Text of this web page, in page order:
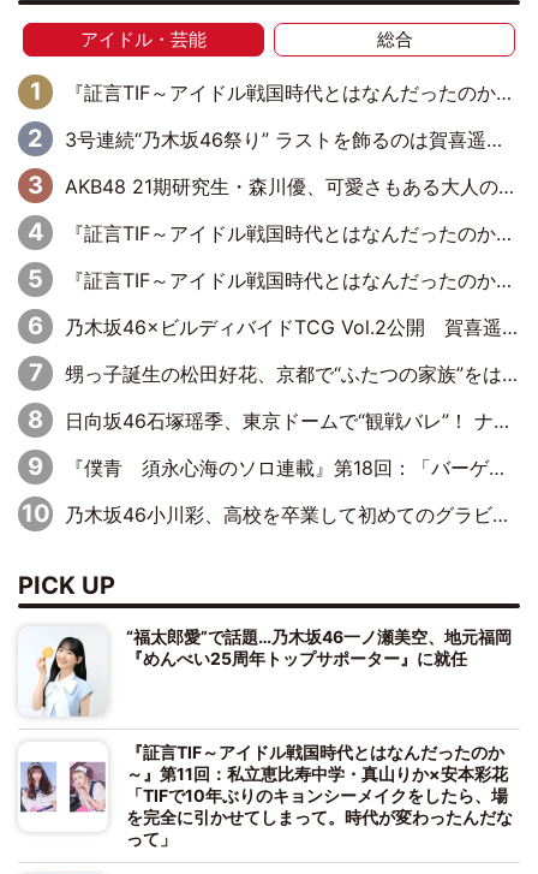
アイドル・芸能 総合
『証言TIF～アイドル戦国時代とはなんだったのか～』第6回：でんぱ組.inc・古川未鈴×相沢梨紗「『ハロプロやりたかったな』って言ったら、夢眠ねむさんに『てめえはでんぱ組．incなんだよ！』って肩パンされて(笑)」
3号連続“乃木坂46祭り” ラストを飾るのは賀喜遥香…5年ぶりの登場に「5年分大人になった私を見ていただけたら」
AKB48 21期研究生・森川優、可愛さもある大人の女性に
『証言TIF～アイドル戦国時代とはなんだったのか～』第11回：私立恵比寿中学・真山りか×安本彩花「TIFで10年ぶりのキョンシーメイクをしたら、場を完全に引かせてしまって。時代が変わったんだなって」
『証言TIF～アイドル戦国時代とはなんだったのか～』第10回：さくら学院・武藤彩未×飯田らうら「正直、中3で辞めるというのを信じてなくて。そう言われてはいたけど、嘘でしょって」
乃木坂46×ビルディバイドTCG Vol.2公開 賀喜遥香＆田村真佑が『京まふ』ステージに登壇
甥っ子誕生の松田好花、京都で“ふたつの家族”をはしご！ “母”黒谷友香に見送られ、“父”松岡昌宏とはハシゴ酒
日向坂46石塚瑶季、東京ドームで“観戦バレ”！ ナイツ・塙も認めた「巨人に詳しすぎるアイドル」は元VENUSスクール生で杉内コーチ推し⁉
『僕青 須永心海のソロ連載』第18回：「バーゲンセールハンターみうな inしまむら」編
乃木坂46小川彩、高校を卒業して初めてのグラビア「大人になった感じがしました(笑)」
PICK UP
“福太郎愛”で話題…乃木坂46一ノ瀬美空、地元福岡
『めんべい25周年トップサポーター』に就任
『証言TIF～アイドル戦国時代とはなんだったのか
～』第11回：私立恵比寿中学・真山りか×安本彩花
「TIFで10年ぶりのキョンシーメイクをしたら、場
を完全に引かせてしまって。時代が変わったんだな
って」